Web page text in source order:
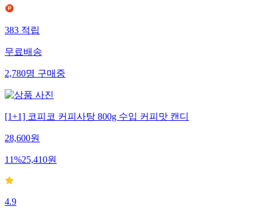
383적립
무료배송
2,780명구매중
[1+1] 코피코 커피사탕 800g 수입 커피맛 캔디
28,600원
11%25,410원
4.9